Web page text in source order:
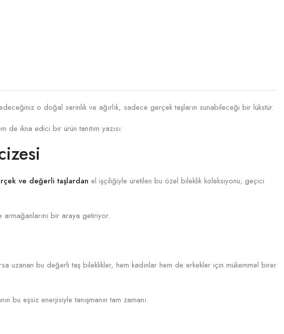
o doğal serinlik ve ağırlık, sadece gerçek taşların sunabileceği bir lükstür.
de ikna edici bir ürün tanıtım yazısı:
ve değerli taşlardan el işçiliğiyle üretilen bu özel bileklik koleksiyonu; geçici
bir araya getiriyor.
uzanan bu değerli taş bileklikler, hem kadınlar hem de erkekler için mükemmel birer
bu eşsiz enerjisiyle tanışmanın tam zamanı.